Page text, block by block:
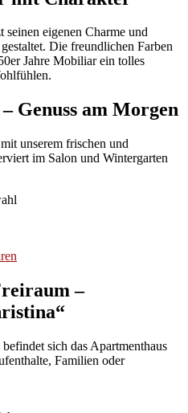
seinen eigenen Charme und
Die freundlichen Farben
Jahre Mobiliar ein tolles
Genuss am Morgen
unserem frischen und
im Salon und Wintergarten
–
sich das Apartmenthaus
Familien oder